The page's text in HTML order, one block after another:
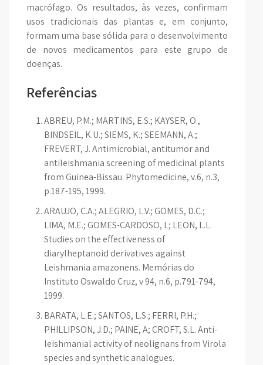
macrófago. Os resultados, às vezes, confirmam
usos tradicionais das plantas e, em conjunto,
formam uma base sólida para o desenvolvimento
de novos medicamentos para este grupo de
doenças.
Referências
ABREU, P.M.; MARTINS, E.S.; KAYSER, O.,
BINDSEIL, K.U.; SIEMS, K.; SEEMANN, A.;
FREVERT, J. Antimicrobial, antitumor and
antileishmania screening of medicinal plants
from Guinea-Bissau. Phytomedicine, v.6, n.3,
p.187-195, 1999.
ARAUJO, C.A.; ALEGRIO, L.V.; GOMES, D.C.;
LIMA, M.E.; GOMES-CARDOSO, L; LEON, L.L.
Studies on the effectiveness of
diarylheptanoid derivatives against
Leishmania amazonens. Memórias do
Instituto Oswaldo Cruz, v 94, n.6, p.791-794,
1999.
BARATA, L.E.; SANTOS, L.S.; FERRI, P.H.;
PHILLIPSON, J.D.; PAINE, A; CROFT, S.L. Anti-
leishmanial activity of neolignans from Virola
species and synthetic analogues.